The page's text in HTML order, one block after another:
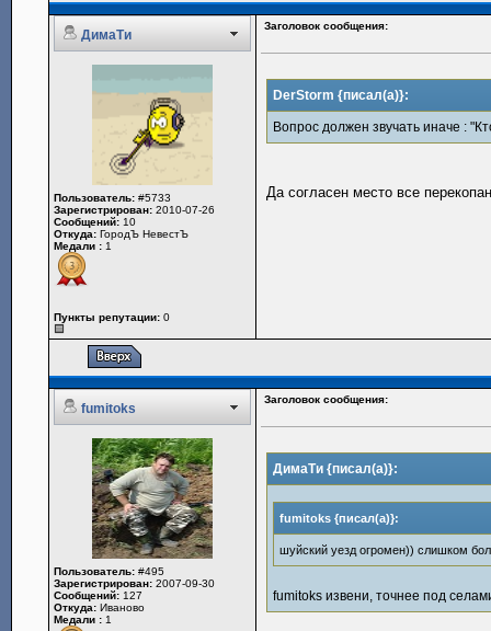
ДимаТи
Заголовок сообщения:
Пользователь: #5733
Зарегистрирован: 2010-07-26
Сообщений: 10
Откуда: ГородЪ НевестЪ
Медали : 1
Пункты репутации: 0
DerStorm {писал(а)}:
Вопрос должен звучать иначе :
Да согласен место все
fumitoks
Заголовок сообщения:
Пользователь: #495
Зарегистрирован: 2007-09-30
Сообщений: 127
Откуда: Иваново
Медали : 1
ДимаТи {писал(а)}:
fumitoks {писал(а)}:
шуйский уезд огромен)) слишком
fumitoks извени, точнее под